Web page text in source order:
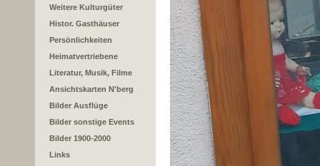
Weitere Kulturgüter
Histor. Gasthäuser
Persönlichkeiten
Heimatvertriebene
Literatur, Musik, Filme
Ansichtskarten N'berg
Bilder Ausflüge
Bilder sonstige Events
Bilder 1900-2000
Links